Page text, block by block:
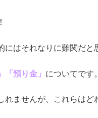
にはそれなりに難関だと
「預り金」 についてです。
れませんが、これらは